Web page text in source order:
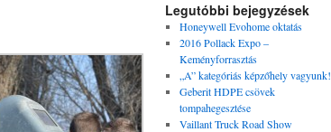
Legutóbbi bejegyzések
Honeywell Evohome oktatás
2016 Pollack Expo –
Keményforrasztás
„A” kategóriás képzőhely vagyunk!
Geberit HDPE csövek
tompahegesztése
Vaillant Truck Road Show